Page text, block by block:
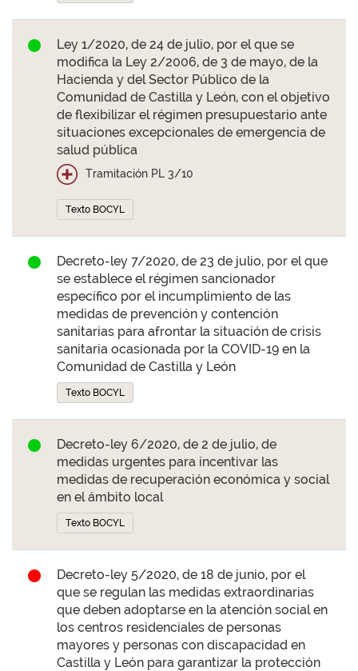
Ley 1/2020, de 24 de julio, por el que se
modifica la Ley 2/2006, de 3 de mayo, de la
Hacienda y del Sector Público de la
Comunidad de Castilla y León, con el objetivo
de flexibilizar el régimen presupuestario ante
situaciones excepcionales de emergencia de
salud pública
Tramitación PL 3/10
Texto BOCYL
Decreto-ley 7/2020, de 23 de julio, por el que
se establece el régimen sancionador
específico por el incumplimiento de las
medidas de prevención y contención
sanitarias para afrontar la situación de crisis
sanitaria ocasionada por la COVID-19 en la
Comunidad de Castilla y León
Texto BOCYL
Decreto-ley 6/2020, de 2 de julio, de
medidas urgentes para incentivar las
medidas de recuperación económica y social
en el ámbito local
Texto BOCYL
Decreto-ley 5/2020, de 18 de junio, por el
que se regulan las medidas extraordinarias
que deben adoptarse en la atención social en
los centros residenciales de personas
mayores y personas con discapacidad en
Castilla y León para garantizar la protección